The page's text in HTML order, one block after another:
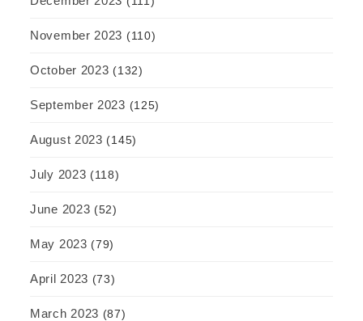
November 2023 (110)
October 2023 (132)
September 2023 (125)
August 2023 (145)
July 2023 (118)
June 2023 (52)
May 2023 (79)
April 2023 (73)
March 2023 (87)